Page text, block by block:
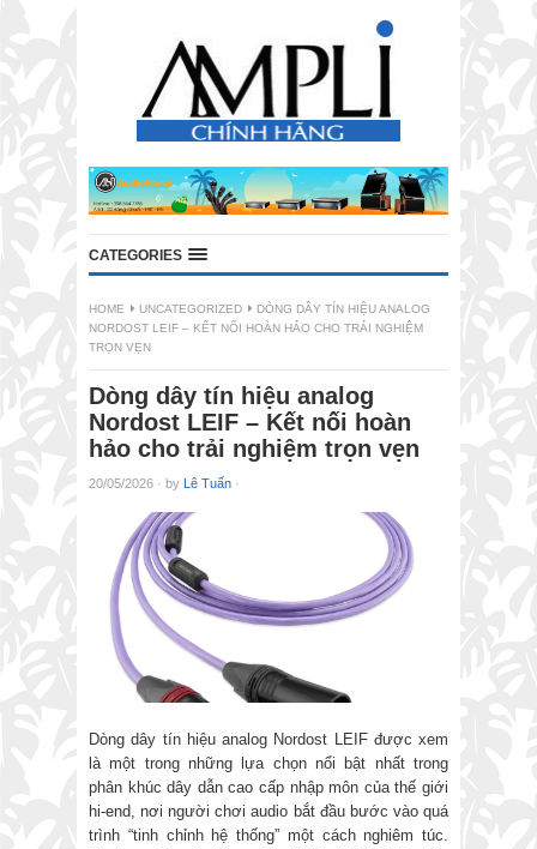
CATEGORIES
HOME UNCATEGORIZED
DÒNG DÂY TÍN HIỆU ANALOG
NORDOST LEIF – KẾT NỐI HOÀN HẢO CHO TRẢI NGHIỆM
TRỌN VẸN
Dòng dây tín hiệu analog
Nordost LEIF – Kết nối hoàn
hảo cho trải nghiệm trọn vẹn
20/05/2026 · by Lê Tuấn ·
Dòng dây tín hiệu analog Nordost LEIF được xem
là một trong những lựa chọn nổi bật nhất trong
phân khúc dây dẫn cao cấp nhập môn của thế giới
hi-end, nơi người chơi audio bắt đầu bước vào quá
trình “tinh chỉnh hệ thống” một cách nghiêm túc.